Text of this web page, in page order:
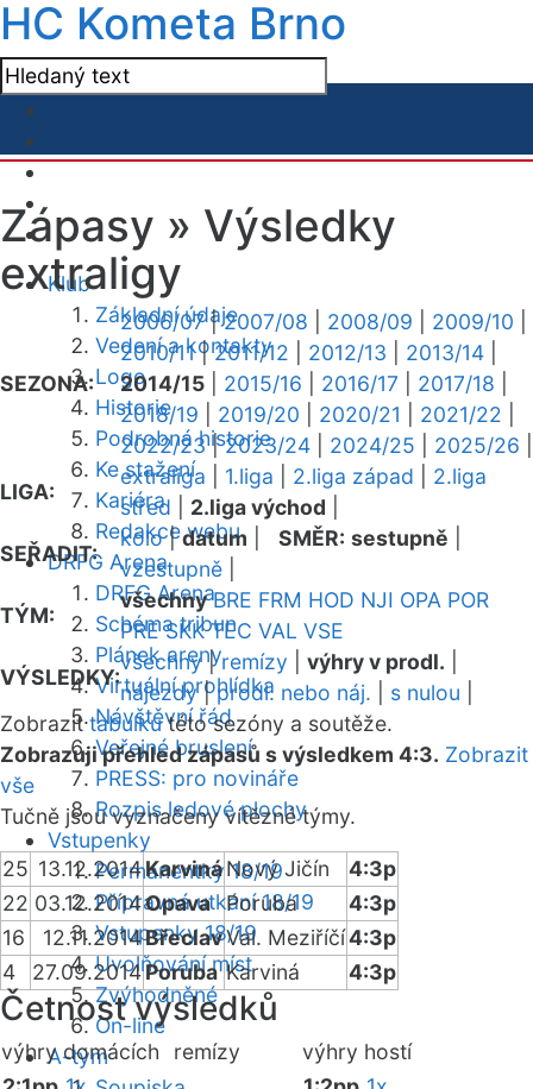
HC Kometa Brno
Klub
Základní údaje
Vedení a kontakty
Logo
Historie
Podrobná historie
Ke stažení
Kariéra
Redakce webu
DRFG Arena
DRFG Arena
Schéma tribun
Plánek areny
Virtuální prohlídka
Návštěvní řád
Veřejné bruslení
PRESS: pro novináře
Rozpis ledové plochy
Vstupenky
Permanentky 18/19
Přípravná utkání 18/19
Vstupenky 18/19
Uvolňování míst
Zvýhodněné
On-line
A-tým
Zápasy » Výsledky
extraligy
SEZONA:
2006/07|2007/08 2008/09 2009/10
2010/11|2011/12 2012/13 2013/14
2014/15
2015/16 2016/17 2017/18
2018/19
2019/20 2020/21 2021/22
2022/23|2023/24 2024/25 2025/26
LIGA:
extraliga 1.liga 2.liga západ
2.liga
střed
2.liga východ
SEŘADIT:
kolo|datum SMĚR: sestupně
vzestupně
TÝM:
všechny BRE FRM HOD NJI OPA POR
PRE SKK TEC VAL VSE
VÝSLEDKY:
všechny|remízy výhry v prodl.
nájezdy|prodl. nebo náj. s nulou
Zobrazittabulkutéto sezóny a soutěže.
Zobrazuji přehled zápasů s výsledkem 4:3. Zobrazit
vše
Tučně jsou vyznačeny vítězné týmy.
25 13.12.2014KarvináNový Jičín
4:3p
22 03.12.2014Opava Poruba
4:3p
16
12.11.2014BřeclavVal. Meziříčí4:3p
4
27.09.2014Poruba Karviná 4:3p
Četnost výsledků
výhry domácích remízy výhry hostí